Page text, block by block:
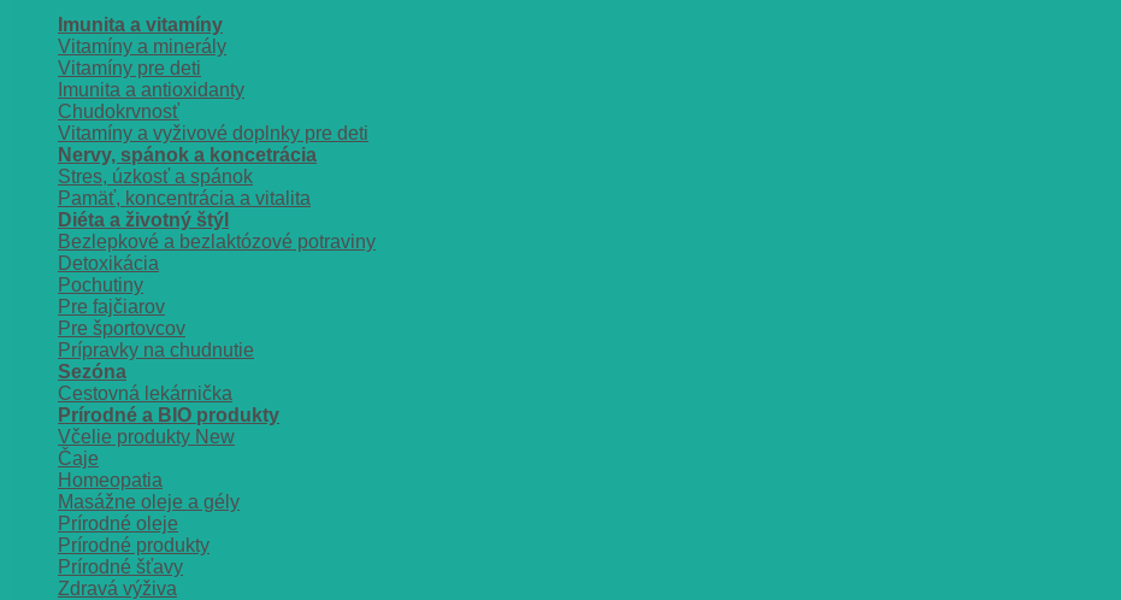
Imunita a vitamíny
Vitamíny a minerály
Vitamíny pre deti
Imunita a antioxidanty
Chudokrvnosť
Vitamíny a vyživové doplnky pre deti
Nervy, spánok a koncetrácia
Stres, úzkosť a spánok
Pamäť, koncentrácia a vitalita
Diéta a životný štýl
Bezlepkové a bezlaktózové potraviny
Detoxikácia
Pochutiny
Pre fajčiarov
Pre športovcov
Prípravky na chudnutie
Sezóna
Cestovná lekárnička
Prírodné a BIO produkty
Včelie produkty
Čaje
Homeopatia
Masážne oleje a gély
Prírodné oleje
Prírodné produkty
Prírodné šťavy
Zdravá výživa